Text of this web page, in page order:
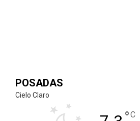
POSADAS
Cielo Claro
°C